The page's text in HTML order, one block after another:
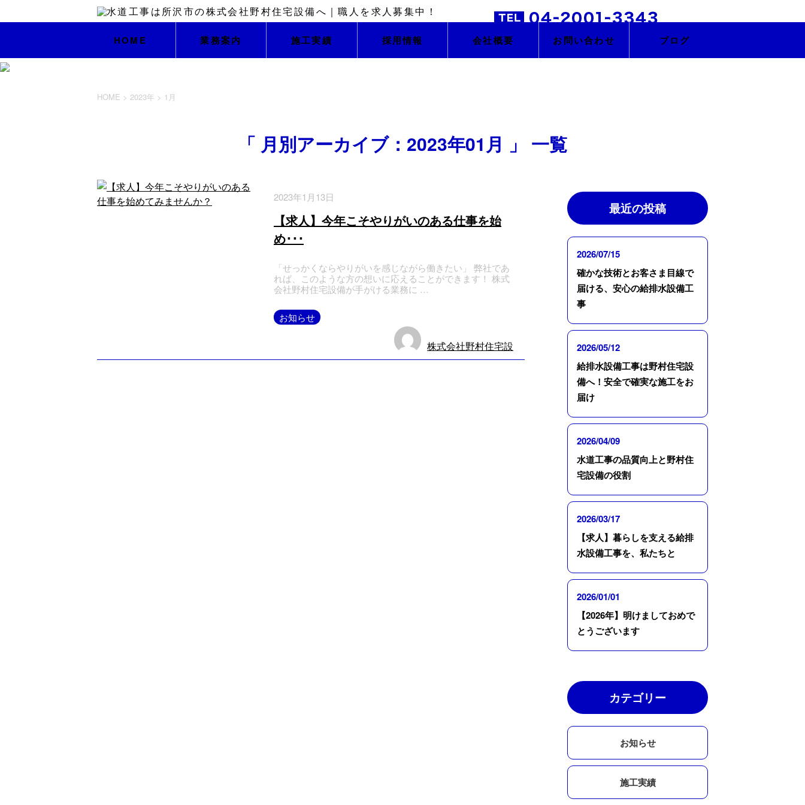
HOME 業務案内 施工実績 採用情報 会社概要 お問い合わせ ブログ
HOME > 2023年 > 1月
「 月別アーカイブ：2023年01月 」 一覧
2023年1月13日
【求人】今年こそやりがいのある仕事を始
め･･･
「せっかくならやりがいを感じながら働きたい」 弊社であ
れば、このような方の想いに応えることができます！ 株式
会社野村住宅設備が手がける業務に …
株式会社野村住宅設
備
お知らせ
最近の投稿
2026/07/15
確かな技術とお客さま目線で
届ける、安心の給排水設備工
事
2026/05/12
給排水設備工事は野村住宅設
備へ！安全で確実な施工をお
届け
2026/04/09
水道工事の品質向上と野村住
宅設備の役割
2026/03/17
【求人】暮らしを支える給排
水設備工事を、私たちと
2026/01/01
【2026年】明けましておめで
とうございます
カテゴリー
お知らせ
施工実績